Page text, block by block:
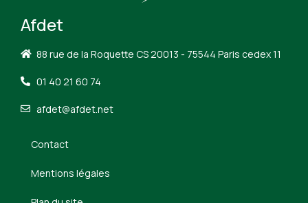
Afdet
88 rue de la Roquette CS 20013 - 75544 Paris cedex 11
01 40 21 60 74
afdet@afdet.net
Contact
Mentions légales